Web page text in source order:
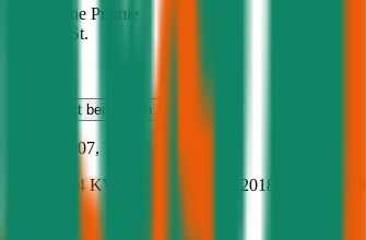
Monatliche Prämie
inkl. mVSt.
Haftpflicht berechnen
207, Teilkasko
73.4 PS/54 KW, benzin, Baujahr 2018,